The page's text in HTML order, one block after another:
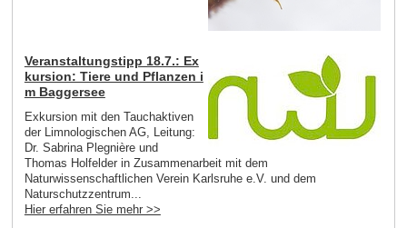
Veranstaltungstipp 18.7.: Ex
kursion: Tiere und Pflanzen i
m Baggersee
Exkursion mit den Tauchaktiven
der Limnologischen AG, Leitung:
Dr. Sabrina Plegnière und
Thomas Holfelder in Zusammenarbeit mit dem
Naturwissenschaftlichen Verein Karlsruhe e.V. und dem
Naturschutzzentrum...
Hier erfahren Sie mehr >>